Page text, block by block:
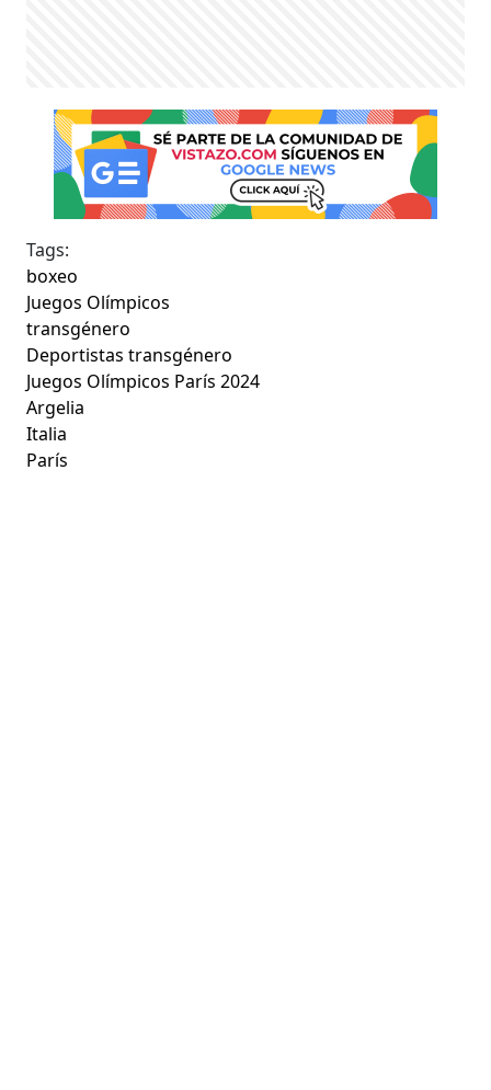
Tags:
boxeo
Juegos Olímpicos
transgénero
Deportistas transgénero
Juegos Olímpicos París 2024
Argelia
Italia
París